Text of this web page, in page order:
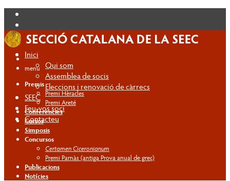
Inici
Qui som
Assemblea de socis
Eleccions i renovació de càrrecs
SEEC
Feu-vos soci
Contacteu
menú
Premis
Premi Hèracles
Premi Areté
Conferències
Cursos
Simposis
Concursos
Certamen Ciceronianum
Premi Parnàs (antiga Prova anual de grec)
Publicacions
Notícies